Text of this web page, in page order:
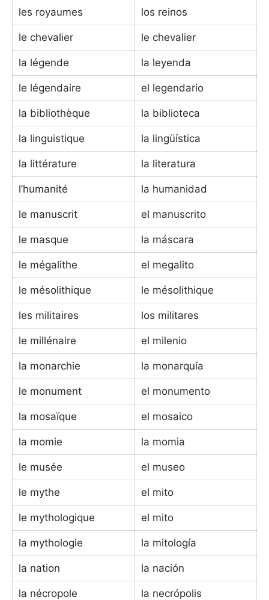
les royaumes los reinos
le chevalier le chevalier
la légende la leyenda
le légendaire el legendario
la bibliothèque la biblioteca
la linguistique la lingüística
la littérature la literatura
l’humanité la humanidad
le manuscrit el manuscrito
le masque la máscara
le mégalithe el megalito
le mésolithique le mésolithique
les militaires los militares
le millénaire el milenio
la monarchie la monarquía
le monument el monumento
la mosaïque el mosaico
la momie la momia
le musée el museo
le mythe el mito
le mythologique el mito
la mythologie la mitología
la nation la nación
la nécropole la necrópolis